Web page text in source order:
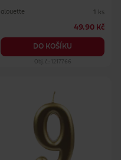
alouette 1 ks
49.90 Kč
DO KOŠÍKU
Obj. č.: 1217766